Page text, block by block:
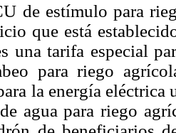
de estímulo para
que está
una tarifa especial
para riego
la energía
agua para riego